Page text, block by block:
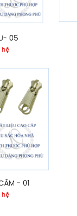
05
hệ
- 01
hệ